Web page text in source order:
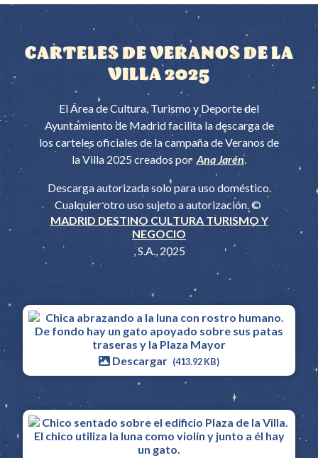
CARTELES DE VERANOS DE LA
VILLA 2025
El Área de Cultura, Turismo y Deporte del
Ayuntamiento de Madrid facilita la descarga de
los carteles oficiales de la campaña de Veranos de
la Villa 2025 creados por Ana Jarén.
Descarga autorizada solo para uso doméstico.
Cualquier otro uso sujeto a autorización. ©
MADRID DESTINO CULTURA TURISMO Y
NEGOCIO
, S.A., 2025
Descargar (413.92 KB)